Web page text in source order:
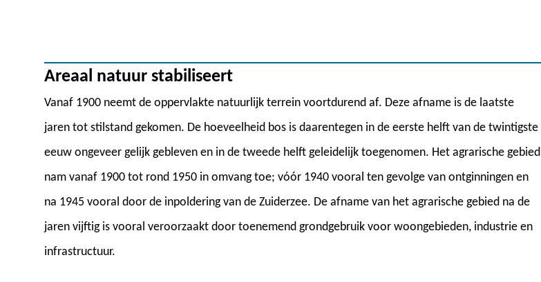
Areaal natuur stabiliseert
Vanaf 1900 neemt de oppervlakte natuurlijk terrein voortdurend af. Deze afname is de laatste
jaren tot stilstand gekomen. De hoeveelheid bos is daarentegen in de eerste helft van de twintigste
eeuw ongeveer gelijk gebleven en in de tweede helft geleidelijk toegenomen. Het agrarische gebied
nam vanaf 1900 tot rond 1950 in omvang toe; vóór 1940 vooral ten gevolge van ontginningen en
na 1945 vooral door de inpoldering van de Zuiderzee. De afname van het agrarische gebied na de
jaren vijftig is vooral veroorzaakt door toenemend grondgebruik voor woongebieden, industrie en
infrastructuur.